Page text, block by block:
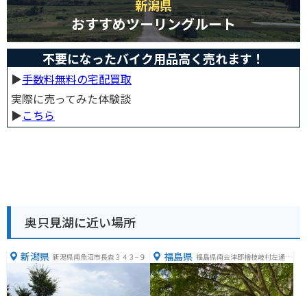
新潟県
おすすめツーリングルート
不要になったバイク用品高く売れます！
▶︎手数料無料の宅配買取
実際に売ってみた体験談
▶︎こちら
奥只見湖に近い場所
新潟県 新潟県南魚沼市長森３４３−９ 福島県 福島県南会津郡檜枝岐村左通12
4―6